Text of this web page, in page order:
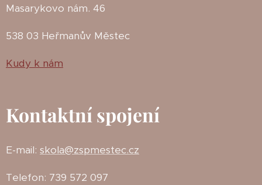
Masarykovo nám. 46
538 03 Heřmanův Městec
Kudy k nám
Kontaktní spojení
E-mail: skola@zspmestec.cz
Telefon: 739 572 097